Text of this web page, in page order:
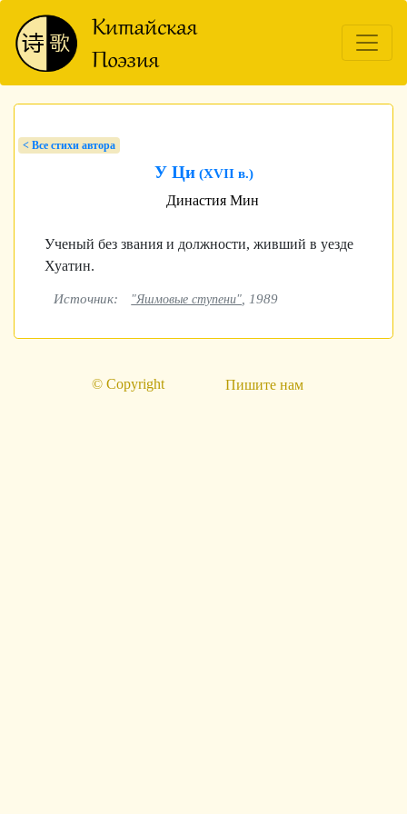
< Bсе стихи автора
У Ци (XVII в.)
Династия Мин
Ученый без звания и должности, живший в уезде
Хуатин.
Источник: "Яшмовые ступени" , 1989
© Copyright Пишите нам